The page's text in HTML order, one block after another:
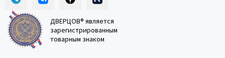
ДВЕРЦОВ® является
зарегистрированным
товарным знаком